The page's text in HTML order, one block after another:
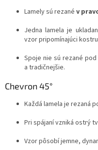
Lamely sú rezané v
Jedna lamela je
vzor pripomínajúci
Spoje nie sú rezané
a tradičnejšie.
Chevron 45°
Každá lamela je rezaná
Pri spájaní vzniká ostrý
Vzor pôsobí jemne,